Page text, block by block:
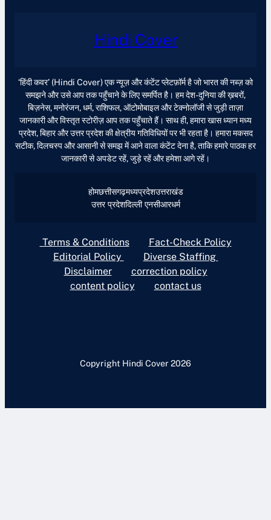
Hindi Cover
‘हिंदी कवर’ (Hindi Cover) एक न्यूज़ और कंटेंट प्लेटफ़ॉर्म है जो भारत की नब्ज़ को
समझने और उसे आप तक पहुँचाने के लिए समर्पित है। हम देश-दुनिया की ख़बरों,
बिज़नेस, मनोरंजन, धर्म, राशिफल, ऑटोमोबाइल और टेक्नोलॉजी से जुड़ी ताज़ा
जानकारी और विस्तृत स्टोरीज़ आप तक पहुँचाते हैं। साथ ही, हमारा खास ध्यान मध्य
प्रदेश, बिहार और उत्तर प्रदेश की क्षेत्रीय गतिविधियों पर भी रहता है। हमारा मकसद
सटीक, दिलचस्प और आसानी से समझ में आने वाला कंटेंट देना है, ताकि हमारे पाठक हर
जानकारी से अपडेट रहें, जुड़े रहें और हमेशा आगे रहें।
होमछत्तीसगढ़मध्यप्रदेशउत्तराखंड
उत्तर प्रदेशदिल्ली एनसीआरधर्म
Terms & Conditions
Fact-Check Policy
Editorial Policy
Diverse Staffing
Disclaimer
correction policy
content policy
contact us
Copyright Hindi Cover 2026